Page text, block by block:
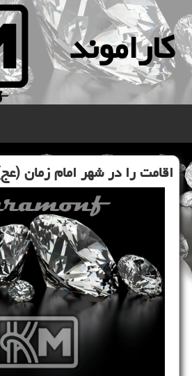
كاراموند
اقامت را در شهر امام زمان